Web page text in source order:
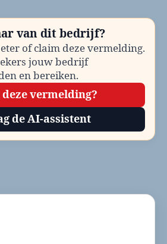
van dit bedrijf?
of claim deze vermelding.
jouw bedrijf
en bereiken.
vermelding?
de AI-assistent